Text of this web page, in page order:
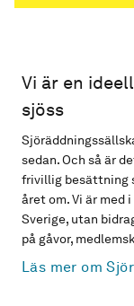
Vi är en
sjöss
sedan. Och så är
frivillig besättning
året om. Vi är med
Sverige, utan
på gåvor,
Läs mer om